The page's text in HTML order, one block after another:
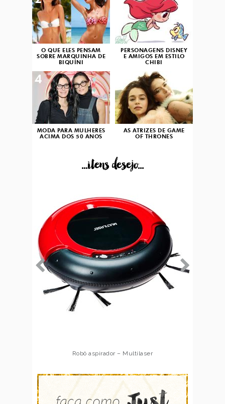
O QUE ELES PENSAM
SOBRE MARQUINHA DE
BIQUÍNI
PERSONAGENS DISNEY
E AMIGOS EM ESTILO
CHIBI
MODA PARA MULHERES
ACIMA DOS 50 ANOS
4
AS ATRIZES DE GAME
OF THRONES
...itens desejo...
Robô aspirador – Multilaser